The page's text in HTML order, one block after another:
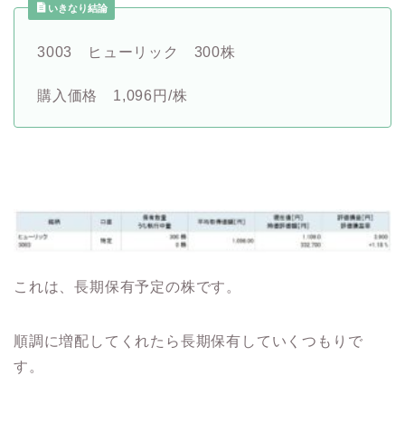
いきなり結論
3003 ヒューリック 300株
購入価格 1,096円/株
これは、長期保有予定の株です。
順調に増配してくれたら長期保有していくつもりで
す。